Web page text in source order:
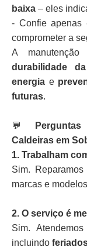
baixa – eles
- Confie apenas
comprometer a
A
durabilidade
energia e
futuras.
💬
Caldeiras em
1. Trabalham
Sim.
marcas e
2. O serviço é
Sim. Atendemos
incluindo